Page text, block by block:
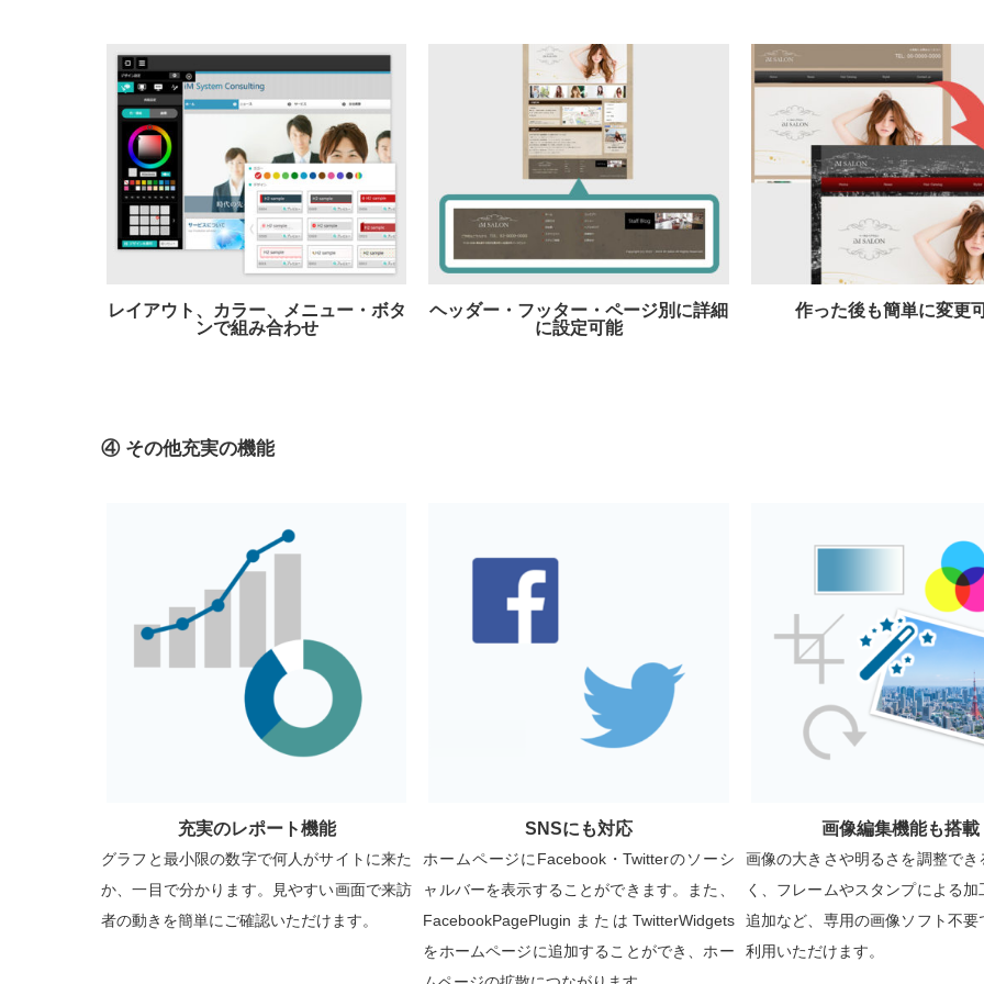
レイアウト、カラー、メニュー・ボタ
ンで組み合わせ
ヘッダー・フッター・ページ別に詳細
に設定可能
作った後も簡単に変更
④ その他充実の機能
充実のレポート機能
グラフと最小限の数字で何人がサイトに来た
か、一目で分かります。見やすい画面で来訪
者の動きを簡単にご確認いただけます。
SNSにも対応
ホームページにFacebook・Twitterのソーシ
ャルバーを表示することができます。また、
FacebookPagePluginまたはTwitterWidgets
をホームページに追加することができ、ホー
画像編集機能も搭載
画像の大きさや明るさを調整でき
く、フレームやスタンプによる加
追加など、専用の画像ソフト不要
利用いただけます。